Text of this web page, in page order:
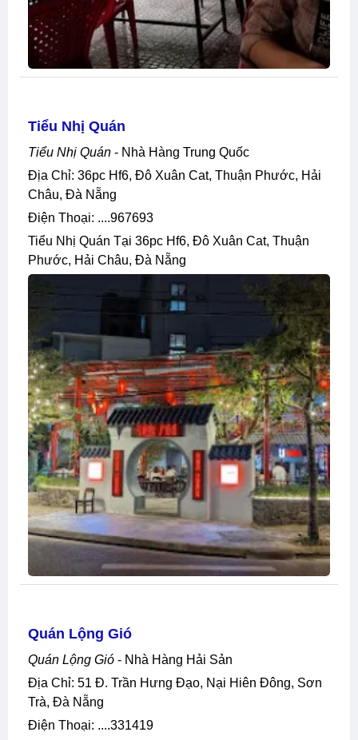
Tiểu Nhị Quán
Tiểu Nhị Quán - Nhà Hàng Trung Quốc
Địa Chỉ: 36pc Hf6, Đô Xuân Cat, Thuận Phước, Hải
Châu, Đà Nẵng
Điện Thoại: ....967693
Tiểu Nhị Quán Tại 36pc Hf6, Đô Xuân Cat, Thuận
Phước, Hải Châu, Đà Nẵng
Quán Lộng Gió
Quán Lộng Gió - Nhà Hàng Hải Sản
Địa Chỉ: 51 Đ. Trần Hưng Đạo, Nại Hiên Đông, Sơn
Trà, Đà Nẵng
Điện Thoại: ....331419